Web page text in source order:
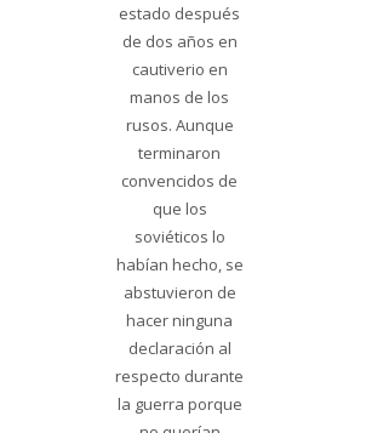
estado después
de dos años en
cautiverio en
manos de los
rusos. Aunque
terminaron
convencidos de
que los
soviéticos lo
habían hecho, se
abstuvieron de
hacer ninguna
declaración al
respecto durante
la guerra porque